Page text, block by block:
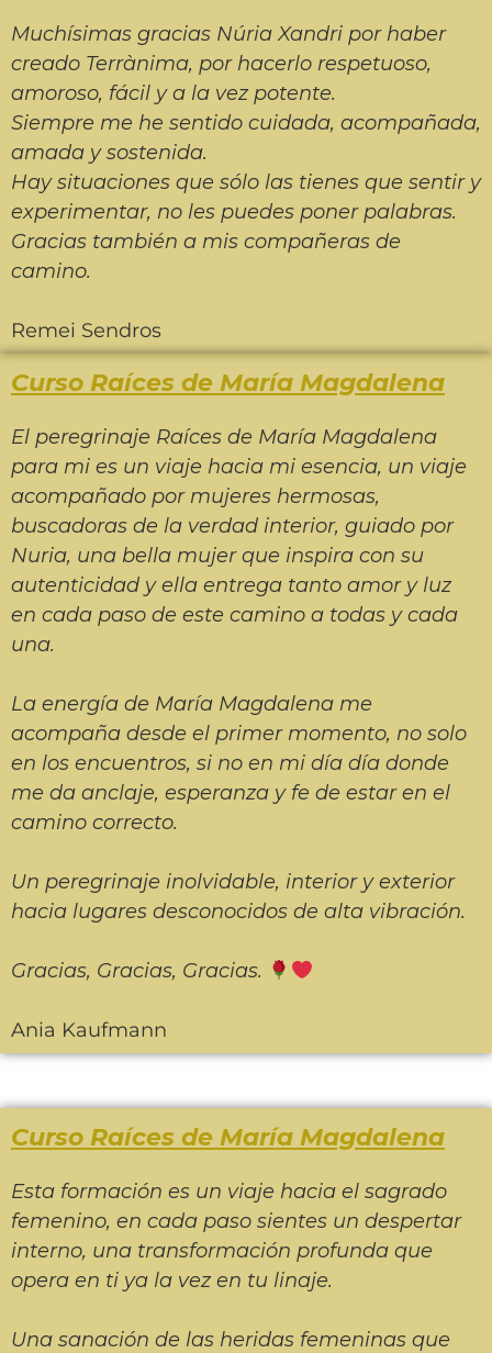
Muchísimas gracias Núria Xandri por haber
creado Terrànima, por hacerlo respetuoso,
amoroso, fácil y a la vez potente.
Siempre me he sentido cuidada, acompañada,
amada y sostenida.
Hay situaciones que sólo las tienes que sentir y
experimentar, no les puedes poner palabras.
Gracias también a mis compañeras de
camino.
Remei Sendros
Curso Raíces de María Magdalena
El peregrinaje Raíces de María Magdalena
para mi es un viaje hacia mi esencia, un viaje
acompañado por mujeres hermosas,
buscadoras de la verdad interior, guiado por
Nuria, una bella mujer que inspira con su
autenticidad y ella entrega tanto amor y luz
en cada paso de este camino a todas y cada
una.
La energía de María Magdalena me
acompaña desde el primer momento, no solo
en los encuentros, si no en mi día día donde
me da anclaje, esperanza y fe de estar en el
camino correcto.
Un peregrinaje inolvidable, interior y exterior
hacia lugares desconocidos de alta vibración.
Gracias, Gracias, Gracias.
Ania Kaufmann
Curso Raíces de María Magdalena
Esta formación es un viaje hacia el sagrado
femenino, en cada paso sientes un despertar
interno, una transformación profunda que
opera en ti ya la vez en tu linaje.
Una sanación de las heridas femeninas que